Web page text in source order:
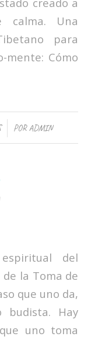
calma. Una
para
Cómo
PORADMIN
del
la Toma de
que uno da,
budista. Hay
uno toma